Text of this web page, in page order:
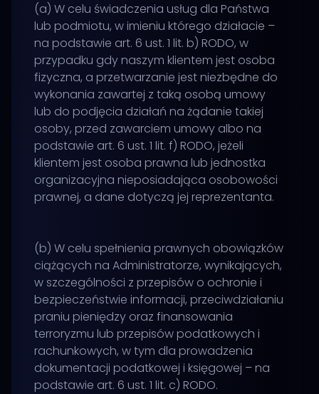
(a) W celu świadczenia usług dla Państwa
lub podmiotu, w imieniu którego działacie –
na podstawie art. 6 ust. 1 lit. b) RODO, w
przypadku gdy naszym klientem jest osoba
fizyczna, a przetwarzanie jest niezbędne do
wykonania zawartej z taką osobą umowy
lub do podjęcia działań na żądanie takiej
osoby, przed zawarciem umowy albo na
podstawie art. 6 ust. 1 lit. f) RODO, jeżeli
klientem jest osoba prawna lub jednostka
organizacyjna nieposiadająca osobowości
prawnej, a dane dotyczą jej reprezentanta.
(b) W celu spełnienia prawnych obowiązków
ciążących na Administratorze, wynikających,
w szczególności z przepisów o ochronie i
bezpieczeństwie informacji, przeciwdziałaniu
praniu pieniędzy oraz finansowania
terroryzmu lub przepisów podatkowych i
rachunkowych, w tym dla prowadzenia
dokumentacji podatkowej i księgowej – na
podstawie art. 6 ust. 1 lit. c) RODO.